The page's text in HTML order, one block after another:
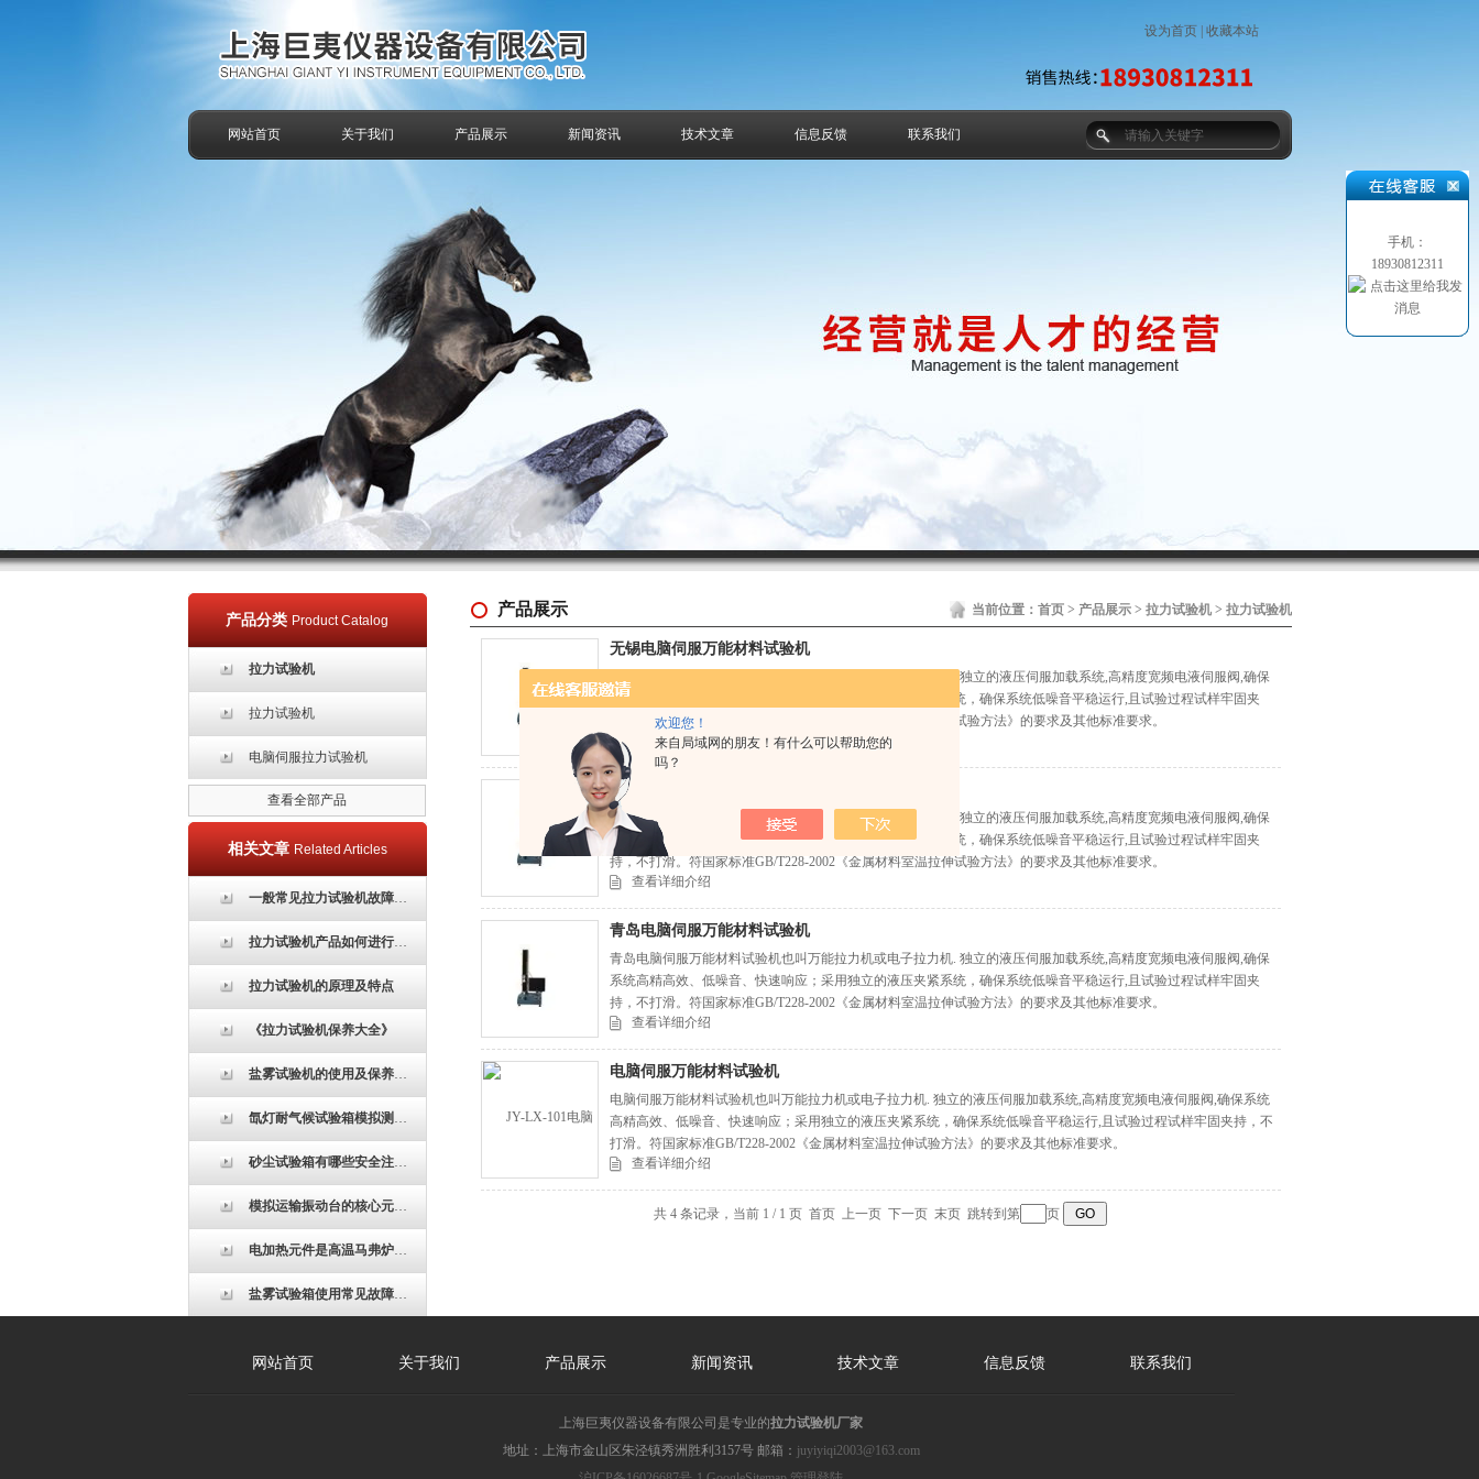
欢迎您！
来自局域网的朋友！有什么可以帮助您的
吗？
设为首页| 收藏本站
网站首页 关于我们 产品展示 新闻资讯 技术文章 信息反馈 联系我们
产品分类 Product Catalog
拉力试验机
拉力试验机
电脑伺服拉力试验机
查看全部产品
相关文章 Related Articles
一般常见拉力试验机故障处理方法
拉力试验机产品如何进行校正
拉力试验机的原理及特点
《拉力试验机保养大全》
盐雾试验机的使用及保养方法
氙灯耐气候试验箱模拟测试条件！
砂尘试验箱有哪些安全注意事项
模拟运输振动台的核心元器件选型标准与供应链管理
电加热元件是高温马弗炉的核心部件
盐雾试验箱使用常见故障处理
当前位置： 首页> 产品展示> 拉力试验机> 拉力试验机
产品展示
无锡电脑伺服万能材料试验机
无锡电脑伺服万能材料试验机也叫万能拉力机或电子拉力机. 独立的液压伺服加载系统,高精度宽频电液伺服阀,确保
系统高精高效、低噪音、快速响应；采用独立的液压夹紧系统，确保系统低噪音平稳运行,且试验过程试样牢固夹
持，不打滑。符国家标准GB/T228-2002《金属材料室温拉伸试验方法》的要求及其他标准要求。
查看详细介绍
杭州电脑伺服万能材料试验机
杭州电脑伺服万能材料试验机也叫万能拉力机或电子拉力机. 独立的液压伺服加载系统,高精度宽频电液伺服阀,确保
系统高精高效、低噪音、快速响应；采用独立的液压夹紧系统，确保系统低噪音平稳运行,且试验过程试样牢固夹
持，不打滑。符国家标准GB/T228-2002《金属材料室温拉伸试验方法》的要求及其他标准要求。
查看详细介绍
青岛电脑伺服万能材料试验机
青岛电脑伺服万能材料试验机也叫万能拉力机或电子拉力机. 独立的液压伺服加载系统,高精度宽频电液伺服阀,确保
系统高精高效、低噪音、快速响应；采用独立的液压夹紧系统，确保系统低噪音平稳运行,且试验过程试样牢固夹
持，不打滑。符国家标准GB/T228-2002《金属材料室温拉伸试验方法》的要求及其他标准要求。
查看详细介绍
电脑伺服万能材料试验机
电脑伺服万能材料试验机也叫万能拉力机或电子拉力机. 独立的液压伺服加载系统,高精度宽频电液伺服阀,确保系统
高精高效、低噪音、快速响应；采用独立的液压夹紧系统，确保系统低噪音平稳运行,且试验过程试样牢固夹持，不
打滑。符国家标准GB/T228-2002《金属材料室温拉伸试验方法》的要求及其他标准要求。
查看详细介绍
共 4 条记录，当前 1 / 1 页 首页 上一页 下一页 末页 跳转到第 页
网站首页 关于我们 产品展示 新闻资讯 技术文章 信息反馈 联系我们
上海巨夷仪器设备有限公司是专业的拉力试验机厂家
地址：上海市金山区朱泾镇秀洲胜利3157号 邮箱： juyiyiqi2003@163.com
手机：
18930812311